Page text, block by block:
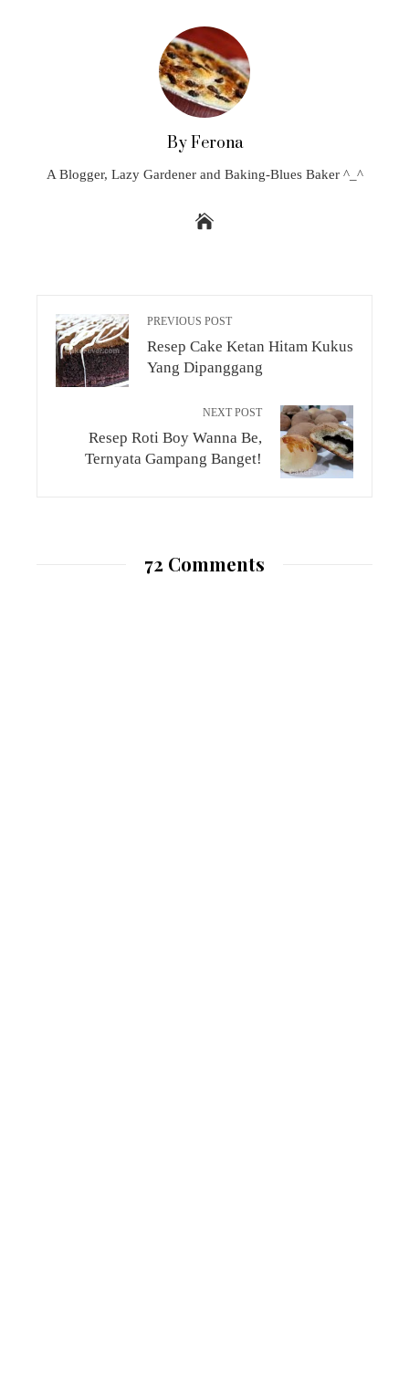
By Ferona
A Blogger, Lazy Gardener and Baking-Blues Baker ^_^
PREVIOUS POST
Resep Cake Ketan Hitam Kukus
Yang Dipanggang
NEXT POST
Resep Roti Boy Wanna Be,
Ternyata Gampang Banget!
72 Comments